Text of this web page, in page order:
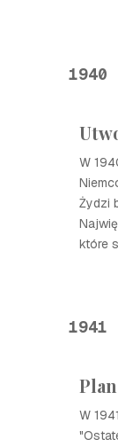
1940
W
Żydzi
które
1941
W